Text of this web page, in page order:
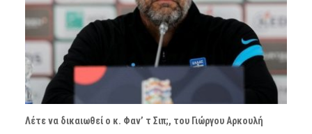
Λέτε να δικαιωθεί ο κ. Φαν’ τ Σιπ;, του Γιώργου Αρκουλή